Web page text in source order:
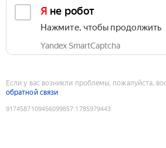
Я не робот
Нажмите, чтобы продолжить
Yandex SmartCaptcha
Если у вас возникли проблемы, пожалуйста,
обратной связи
9174587109456099857:1785979443